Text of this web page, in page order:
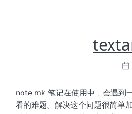
note.mk 笔记在使用中，会遇到
看的难题。解决这个问题很简单